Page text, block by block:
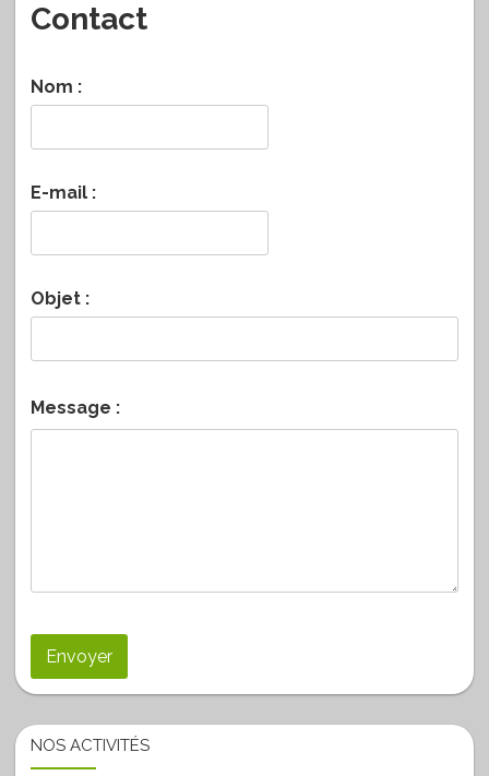
Contact
Nom :
E-mail :
Objet :
Message :
NOS ACTIVITÉS